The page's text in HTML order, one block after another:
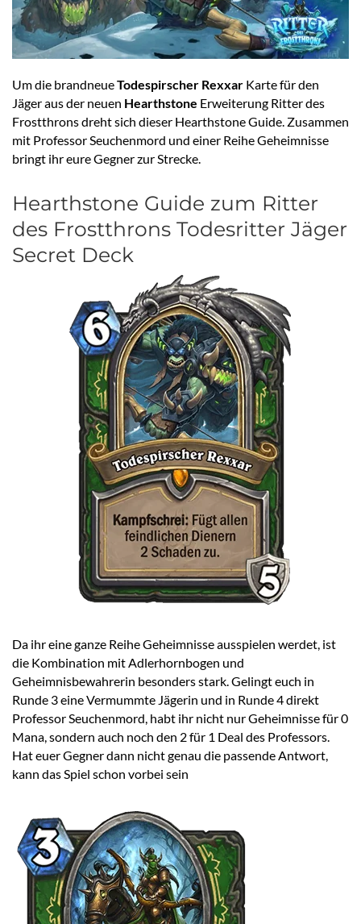
Um die brandneueTodespirscher Rexxar Karte für den
Jäger aus der neuen Hearthstone Erweiterung Ritter des
Frostthrons dreht sich dieser Hearthstone Guide. Zusammen
mit Professor Seuchenmord und einer Reihe Geheimnisse
bringt ihr eure Gegner zur Strecke.
Hearthstone Guide zum Ritter
des Frostthrons Todesritter Jäger
Secret Deck
Da ihr eine ganze Reihe Geheimnisse ausspielen werdet, ist
die Kombination mit Adlerhornbogen und
Geheimnisbewahrerin besonders stark. Gelingt euch in
Runde 3 eine Vermummte Jägerin und in Runde 4 direkt
Professor Seuchenmord, habt ihr nicht nur Geheimnisse für 0
Mana, sondern auch noch den 2 für 1 Deal des Professors.
Hat euer Gegner dann nicht genau die passende Antwort,
kann das Spiel schon vorbei sein